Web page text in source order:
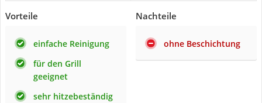
Vorteile
einfache Reinigung
für den Grill
geeignet
sehr hitzebeständig
Nachteile
ohne Beschichtung